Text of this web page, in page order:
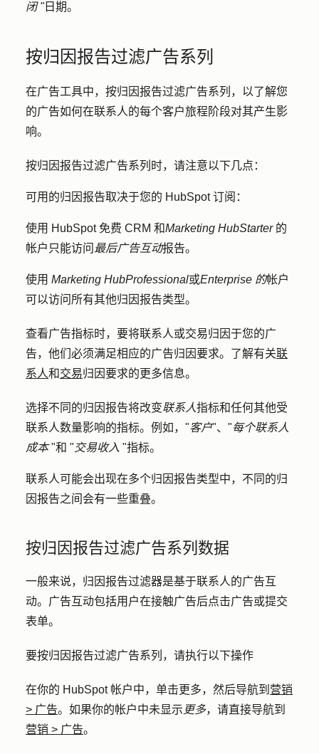
闭 "日期。
按归因报告过滤广告系列
在广告工具中，按归因报告过滤广告系列，以了解您
的广告如何在联系人的每个客户旅程阶段对其产生影
响。
按归因报告过滤广告系列时，请注意以下几点：
可用的归因报告取决于您的 HubSpot 订阅：
使用 HubSpot 免费 CRM 和Marketing HubStarter的
帐户只能访问 最后广告互动报告。
使用 Marketing HubProfessional或Enterprise 的帐户
可以访问所有其他归因报告类型。
查看广告指标时，要将联系人或交易归因于您的广
告，他们必须满足相应的广告归因要求。了解有关联
系人和交易归因要求的更多信息。
选择不同的归因报告将改变联系人指标和任何其他受
联系人数量影响的指标。例如，"客户"、"每个联系人
成本"和 " 交易收入 "指标。
联系人可能会出现在多个归因报告类型中，不同的归
因报告之间会有一些重叠。
按归因报告过滤广告系列数据
一般来说，归因报告过滤器是基于联系人的广告互
动。广告互动包括用户在接触广告后点击广告或提交
表单。
要按归因报告过滤广告系列，请执行以下操作
在你的 HubSpot 帐户中，单击更多，然后导航到 营销
> 广告。如果你的帐户中未显示 更多，请直接导航到
营销 > 广告。